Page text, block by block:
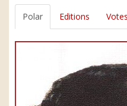
Polar Editions Votes